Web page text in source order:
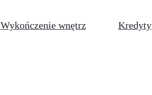
Wykończenie wnętrz Kredyty